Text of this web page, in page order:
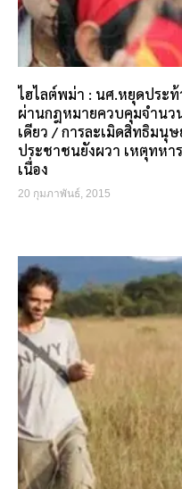
ไฮไลต์พม่า : นศ.หยุดประ
ผ่านกฎหมายควบคุมจำนว
เดียว / การละเมิดสิทธิมนุ
ประชาชนยังผวา เหตุทห
เนื่อง
20 กุมภาพันธ์, 2015